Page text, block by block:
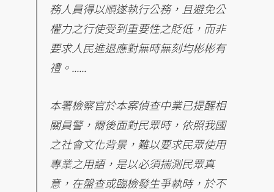
務人員得以順遂執行公務，且避免公
權力之行使受到重要性之貶低，而非
要求人民進退應對無時無刻均彬彬有
禮。......
本署檢察官於本案偵查中業已提醒相
關員警，爾後面對民眾時，依照我國
之社會文化背景，難以要求民眾使用
專業之用語，是以必須揣測民眾真
意，在盤查或臨檢發生爭執時，於不